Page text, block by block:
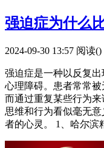
强迫症为什么
2024-09-30 13:57 阅读()
强迫症是一种以反复
心理障碍。患者常常
而通过重复某些行为
思维和行为看似毫无
者的心灵。 1、哈尔滨